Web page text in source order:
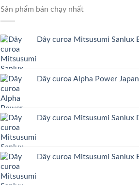
Sản phẩm bán chạy nhất
Dây curoa Mitsusumi Sanlux
Dây curoa Alpha Power
Dây curoa Mitsusumi Sanlux
Dây curoa Mitsusumi Sanlux